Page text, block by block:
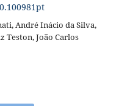
André Inácio da Silva,
Teston, João Carlos